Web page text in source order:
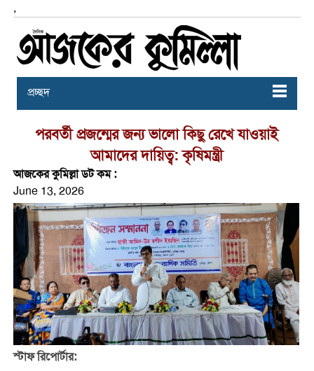
,
প্রচ্ছদ
পরবর্তী প্রজন্মের জন্য ভালো কিছু রেখে যাওয়াই
আমাদের দায়িত্ব: কৃষিমন্ত্রী
আজকের কুমিল্লা ডট কম :
June 13, 2026
স্টাফ রিপোর্টার: